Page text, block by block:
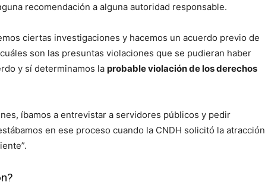
recomendación a alguna autoridad responsable.
ciertas investigaciones y hacemos un acuerdo previo de
son las presuntas violaciones que se pudieran haber
y sí determinamos la probable violación de los derechos
íbamos a entrevistar a servidores públicos y pedir
en ese proceso cuando la CNDH solicitó la atracción